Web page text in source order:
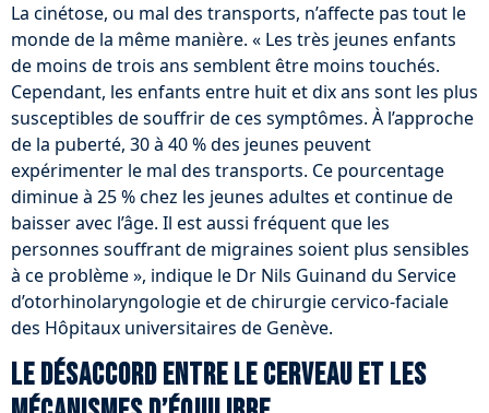
La cinétose, ou mal des transports, n’affecte pas tout le
monde de la même manière. « Les très jeunes enfants
de moins de trois ans semblent être moins touchés.
Cependant, les enfants entre huit et dix ans sont les plus
susceptibles de souffrir de ces symptômes. À l’approche
de la puberté, 30 à 40 % des jeunes peuvent
expérimenter le mal des transports. Ce pourcentage
diminue à 25 % chez les jeunes adultes et continue de
baisser avec l’âge. Il est aussi fréquent que les
personnes souffrant de migraines soient plus sensibles
à ce problème », indique le Dr Nils Guinand du Service
d’otorhinolaryngologie et de chirurgie cervico-faciale
des Hôpitaux universitaires de Genève.
Le désaccord entre le cerveau et les